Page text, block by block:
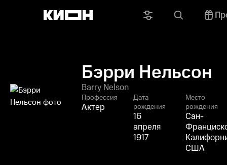
Бэрри Нельсон
Barry Nelson
Профессия
Актер
Дата
рождения
16
апреля
1917
Место
рождения
Сан-
США